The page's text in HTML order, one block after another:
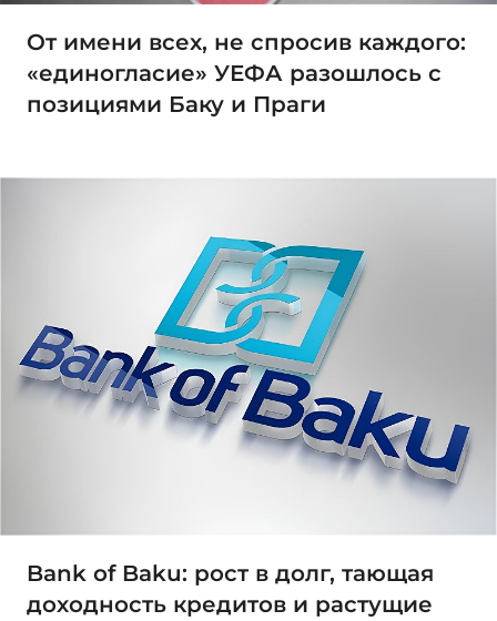
От имени всех, не спросив каждого:
«единогласие» УЕФА разошлось с
позициями Баку и Праги
Bank of Baku: рост в долг, тающая
доходность кредитов и растущие